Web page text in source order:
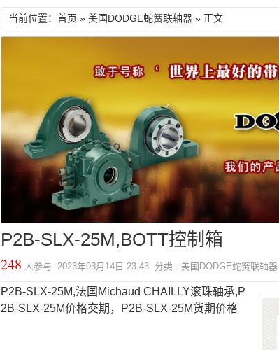
当前位置：首页 » 美国DODGE蛇簧联轴器 » 正文
P2B-SLX-25M,BOTT控制箱
248 人参与 2023年03月14日 23:43 分类 : 美国DODGE蛇簧联轴器
P2B-SLX-25M,法国Michaud CHAILLY滚珠轴承,P
2B-SLX-25M价格交期，P2B-SLX-25M货期价格